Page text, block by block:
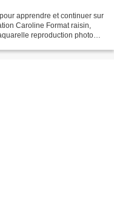
apprendre et continuer sur
Caroline Format raisin,
reproduction photo